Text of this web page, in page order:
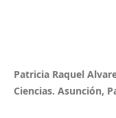
Patricia Raquel
Ciencias. Asunción,